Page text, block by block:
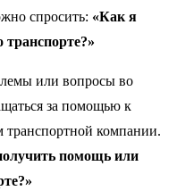
спросить: «Как я
транспорте?»
или вопросы во
за помощью к
компании.
помощь или